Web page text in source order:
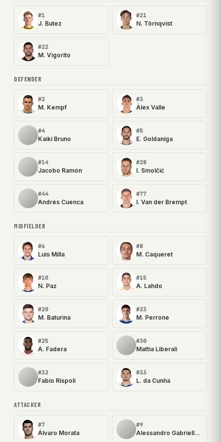
#1
J. Butez
#21
N. Törnqvist
#22
M. Vigorito
DEFENDER
#2
M. Kempf
#3
Álex Valle
#4
Kaiki Bruno
#5
E. Goldaniga
#14
Jacobo Ramón
#28
I. Smolčić
#44
Andrés Cuenca
#77
I. Van der Brempt
MIDFIELDER
#6
Luis Milla
#8
M. Caqueret
#10
N. Paz
#15
A. Lahdo
#20
M. Baturina
#23
M. Perrone
#25
A. Fadera
#30
Mattia Liberali
#32
Fabio Rispoli
#33
L. da Cunha
ATTACKER
#7
Álvaro Morata
#9
Alessandro Gabrielloni